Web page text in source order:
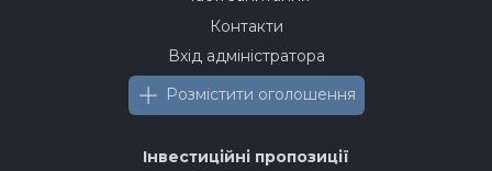
Контакти
Вхід адміністратора
Розмістити оголошення
Інвестиційні пропозиції